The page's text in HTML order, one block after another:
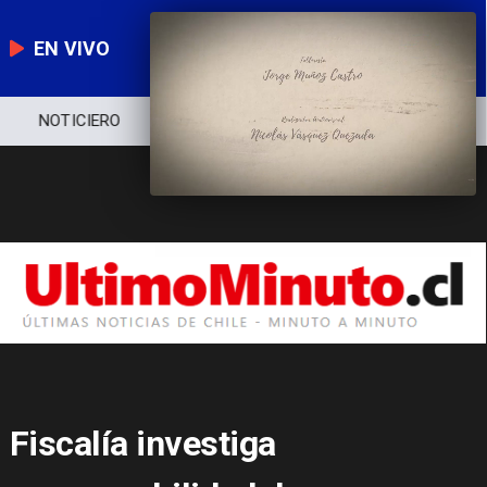
EN VIVO
NOTICIERO POLÍTICA ECONOMÍA
Fiscalía investiga